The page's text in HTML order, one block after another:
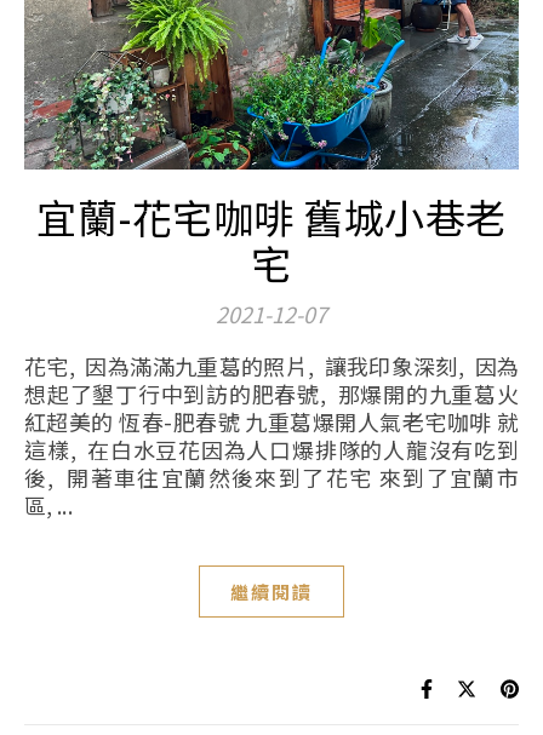
宜蘭-花宅咖啡 舊城小巷老
宅
2021-12-07
花宅, 因為滿滿九重葛的照片, 讓我印象深刻, 因為
想起了墾丁行中到訪的肥春號, 那爆開的九重葛火
紅超美的 恆春-肥春號 九重葛爆開人氣老宅咖啡 就
這樣, 在白水豆花因為人口爆排隊的人龍沒有吃到
後, 開著車往宜蘭然後來到了花宅 來到了宜蘭市
區, ...
繼續閱讀